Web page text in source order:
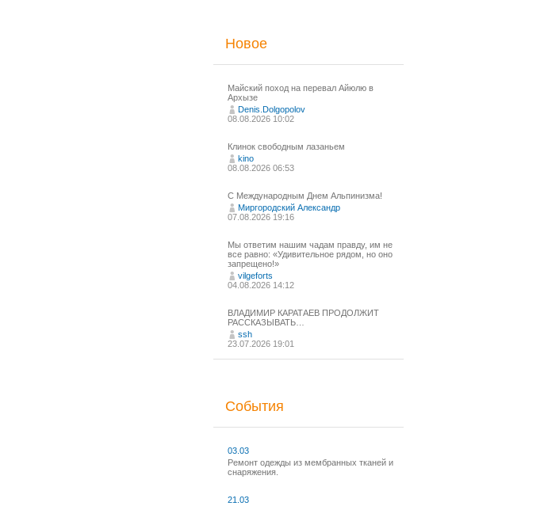
Новое
Майский поход на перевал Айюлю в
Архызе
Denis.Dolgopolov
08.08.2026 10:02
Клинок свободным лазаньем
kino
08.08.2026 06:53
С Международным Днем Альпинизма!⁠
Миргородский Александр
07.08.2026 19:16
Мы ответим нашим чадам правду, им не
все равно: «Удивительное рядом, но оно
запрещено!»
vilgeforts
04.08.2026 14:12
ВЛАДИМИР КАРАТАЕВ ПРОДОЛЖИТ
РАССКАЗЫВАТЬ…
ssh
23.07.2026 19:01
События
03.03
Ремонт одежды из мембранных тканей и
снаряжения.
21.03